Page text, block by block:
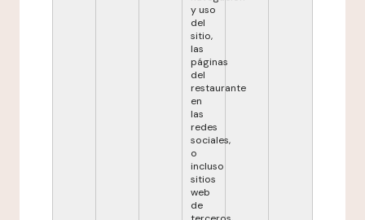
y uso
del
sitio,
las
páginas
del
restaurante
en
las
redes
sociales,
o
incluso
sitios
web
de